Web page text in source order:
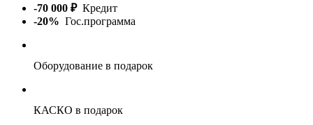
-70 000 ₽ Кредит
-20% Гос.программа
Оборудование в подарок
КАСКО в подарок